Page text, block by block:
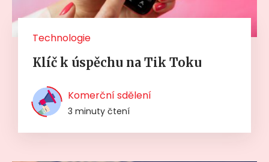
Technologie
Klíč k úspěchu na Tik Toku
Komerční sdělení
3 minuty čtení